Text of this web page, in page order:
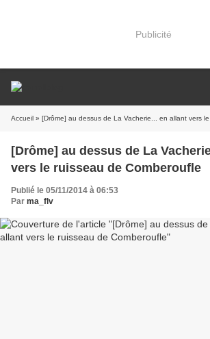
Publicité
Accueil » [Drôme] au dessus de La Vacherie... en allant vers
[Drôme] au dessus de La
vers le ruisseau de Comberoufle
Publié le 05/11/2014 à 06:53
Par ma_flv